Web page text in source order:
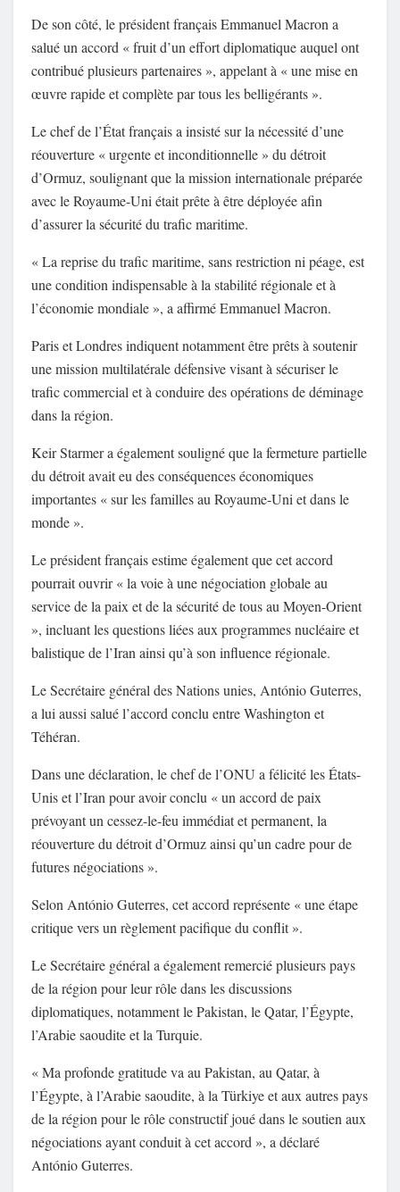
De son côté, le président français Emmanuel Macron a
salué un accord « fruit d’un effort diplomatique auquel ont
contribué plusieurs partenaires », appelant à « une mise en
œuvre rapide et complète par tous les belligérants ».
Le chef de l’État français a insisté sur la nécessité d’une
réouverture « urgente et inconditionnelle » du détroit
d’Ormuz, soulignant que la mission internationale préparée
avec le Royaume-Uni était prête à être déployée afin
d’assurer la sécurité du trafic maritime.
« La reprise du trafic maritime, sans restriction ni péage, est
une condition indispensable à la stabilité régionale et à
l’économie mondiale », a affirmé Emmanuel Macron.
Paris et Londres indiquent notamment être prêts à soutenir
une mission multilatérale défensive visant à sécuriser le
trafic commercial et à conduire des opérations de déminage
dans la région.
Keir Starmer a également souligné que la fermeture partielle
du détroit avait eu des conséquences économiques
importantes « sur les familles au Royaume-Uni et dans le
monde ».
Le président français estime également que cet accord
pourrait ouvrir « la voie à une négociation globale au
service de la paix et de la sécurité de tous au Moyen-Orient
», incluant les questions liées aux programmes nucléaire et
balistique de l’Iran ainsi qu’à son influence régionale.
Le Secrétaire général des Nations unies, António Guterres,
a lui aussi salué l’accord conclu entre Washington et
Téhéran.
Dans une déclaration, le chef de l’ONU a félicité les États-
Unis et l’Iran pour avoir conclu « un accord de paix
prévoyant un cessez-le-feu immédiat et permanent, la
réouverture du détroit d’Ormuz ainsi qu’un cadre pour de
futures négociations ».
Selon António Guterres, cet accord représente « une étape
critique vers un règlement pacifique du conflit ».
Le Secrétaire général a également remercié plusieurs pays
de la région pour leur rôle dans les discussions
diplomatiques, notamment le Pakistan, le Qatar, l’Égypte,
l’Arabie saoudite et la Turquie.
« Ma profonde gratitude va au Pakistan, au Qatar, à
l’Égypte, à l’Arabie saoudite, à la Türkiye et aux autres pays
de la région pour le rôle constructif joué dans le soutien aux
négociations ayant conduit à cet accord », a déclaré
António Guterres.